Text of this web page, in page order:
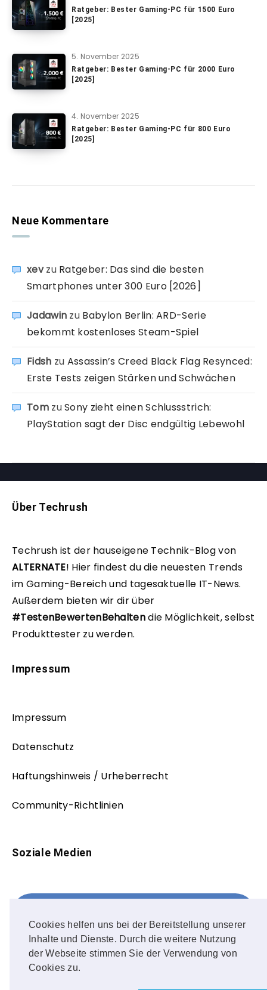
Cookies helfen uns bei der Bereitstellung unserer
Inhalte und Dienste. Durch die weitere Nutzung
der Webseite stimmen Sie der Verwendung von
Cookies zu.
Ratgeber: Bester Gaming-PC für 1500 Euro
[2025]
5. November 2025
Ratgeber: Bester Gaming-PC für 2000 Euro
[2025]
4. November 2025
Ratgeber: Bester Gaming-PC für 800 Euro
[2025]
Neue Kommentare
xevzu Ratgeber: Das sind die besten
Smartphones unter 300 Euro [2026]
Jadawin zu Babylon Berlin: ARD-Serie
bekommt kostenloses Steam-Spiel
Fidsh zu Assassin’s Creed Black Flag Resynced:
Erste Tests zeigen Stärken und Schwächen
TomzuSony zieht einen Schlussstrich:
PlayStation sagt der Disc endgültig Lebewohl
Über Techrush
Techrush ist der hauseigene Technik-Blog von
ALTERNATE! Hier findest du die neuesten Trends
im Gaming-Bereich und tagesaktuelle IT-News.
Außerdem bieten wir dir über
#TestenBewertenBehaltendie Möglichkeit, selbst
Produkttester zu werden.
Impressum
Impressum
Datenschutz
Haftungshinweis / Urheberrecht
Community-Richtlinien
Soziale Medien
FOLLOW ME!
Instagram
OUR PHOTOS!